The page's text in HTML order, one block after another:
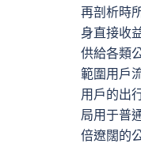
再剖析時
身直接收
供給各類
範圍用戶
用戶的出
局用于普
倍遼闊的